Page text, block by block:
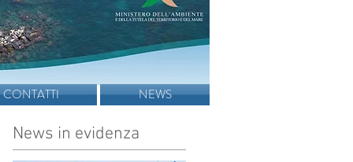
News in evidenza
CONTATTI NEWS